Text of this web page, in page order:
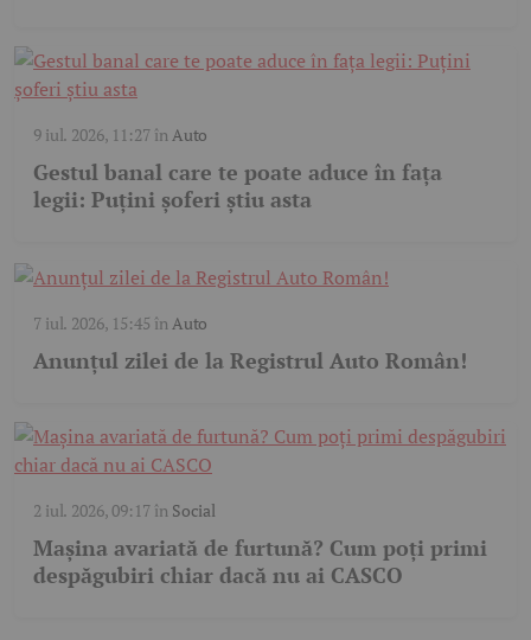
9 iul. 2026, 11:27în Auto
Gestul banal care te poate aduce în fața
legii: Puțini șoferi știu asta
7 iul. 2026, 15:45 în Auto
Anunțul zilei de la Registrul Auto Român!
2 iul. 2026, 09:17în Social
Mașina avariată de furtună? Cum poți primi
despăgubiri chiar dacă nu ai CASCO